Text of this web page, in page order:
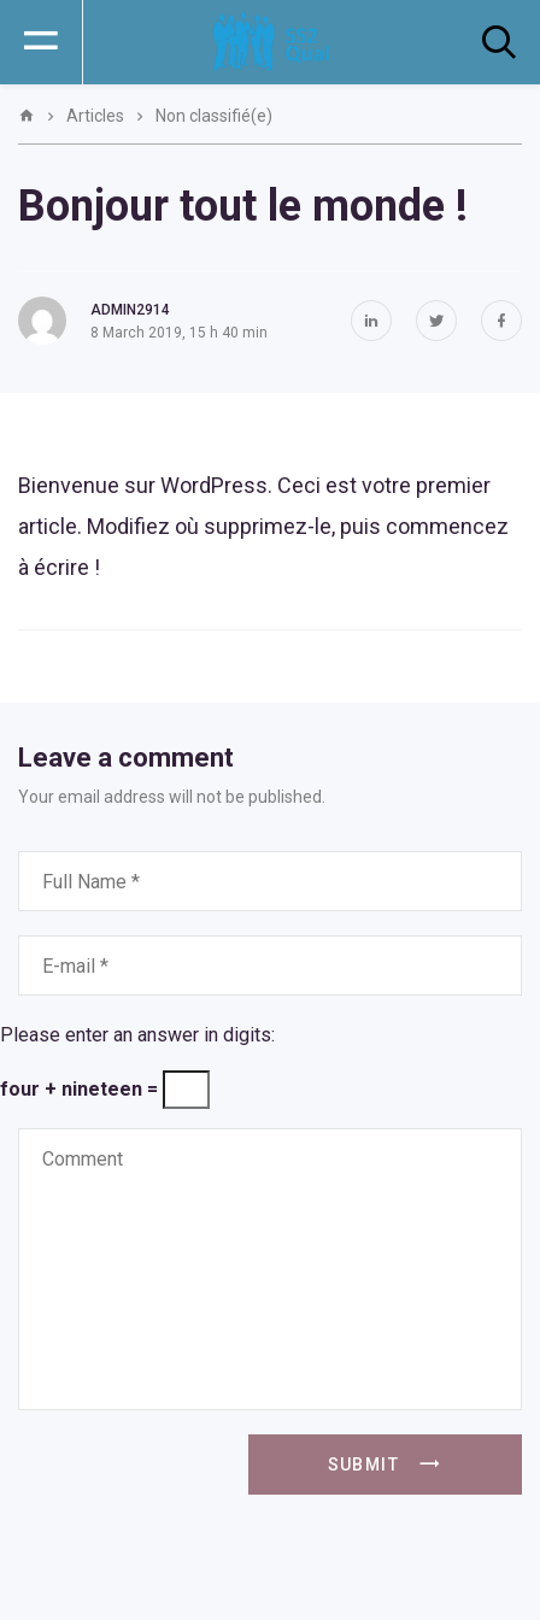
Articles Non classifié(e)
Bonjour tout le monde !
ADMIN2914
8 March 2019, 15 h 40 min
Bienvenue sur WordPress. Ceci est votre premier
article. Modifiez où supprimez-le, puis commencez
à écrire !
Leave a comment
Your email address will not be published.
Please enter an answer in digits:
four + nineteen =
SUBMIT